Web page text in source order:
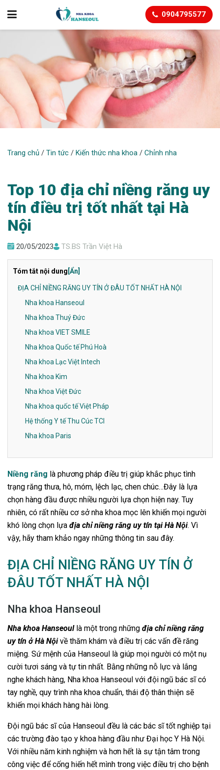
0904795577
Trang chủ / Tin tức / Kiến thức nha khoa / Chỉnh nha
Top 10 địa chỉ niềng răng uy
tín điều trị tốt nhất tại Hà
Nội
20/05/2023 TS.BS Trần Việt Hà
Tóm tắt nội dung [Ẩn]
ĐỊA CHỈ NIỀNG RĂNG UY TÍN Ở ĐÂU TỐT NHẤT HÀ NỘI
Nha khoa Hanseoul
Nha khoa Thuý Đức
Nha khoa VIET SMILE
Nha khoa Quốc tế Phú Hoà
Nha khoa Lạc Việt Intech
Nha khoa Kim
Nha khoa Việt Đức
Nha khoa quốc tế Việt Pháp
Hệ thống Y tế Thu Cúc TCI
Nha khoa Paris
Niềng răng là phương pháp điều trị giúp khắc phục tình
trạng răng thưa, hô, móm, lệch lạc, chen chúc…Đây là lựa
chọn hàng đầu được nhiều người lựa chọn hiện nay. Tuy
nhiên, có rất nhiều cơ sở nha khoa mọc lên khiến mọi người
khó lòng chọn lựa địa chỉ niềng răng uy tín tại Hà Nội. Vì
vậy, hãy tham khảo ngay những thông tin sau đây.
ĐỊA CHỈ NIỀNG RĂNG UY TÍN Ở
ĐÂU TỐT NHẤT HÀ NỘI
Nha khoa Hanseoul
Nha khoa Hanseoullà một trong những địa chỉ niềng răng
uy tín ở Hà Nộivề thăm khám và điều trị các vấn đề răng
miệng. Sứ mệnh của Hanseoul là giúp mọi người có một nụ
cười tươi sáng và tự tin nhất. Bằng những nỗ lực và lắng
nghe khách hàng, Nha khoa Hanseoul với đội ngũ bác sĩ có
tay nghề, quy trình nha khoa chuẩn, thái độ thân thiện sẽ
khiến mọi khách hàng hài lòng.
Đội ngũ bác sĩ của Hanseoul đều là các bác sĩ tốt nghiệp tại
các trường đào tạo y khoa hàng đầu như Đại học Y Hà Nội.
Với nhiều năm kinh nghiệm và hơn hết là sự tận tâm trong
công việc để cống hiến hết mình trong việc điều trị cho bệnh